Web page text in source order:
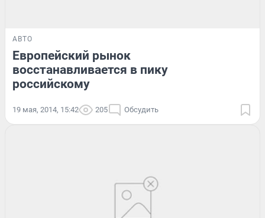
АВТО
Европейский рынок
восстанавливается в пику
российскому
19 мая, 2014, 15:42 205 Обсудить